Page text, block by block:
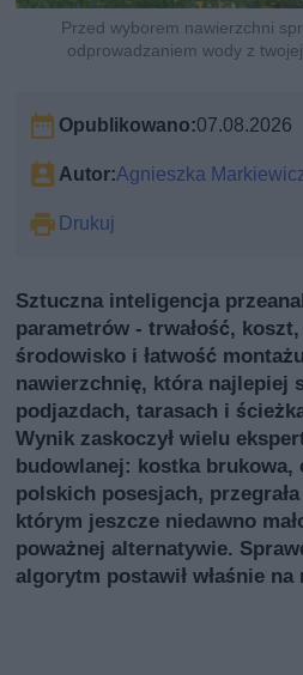
Przed wyborem nawierzchni
odprowadzaniem wody z
Opublikowano:07.08.2026
Autor:Agnieszka
Drukuj
Sztuczna inteligencja
parametrów - trwałość,
środowisko i łatwość
nawierzchnię, która najlepiej
podjazdach, tarasach i
Wynik zaskoczył wielu
budowlanej: kostka brukowa,
polskich posesjach,
którym jeszcze niedawno
poważnej alternatywie.
algorytm postawił właśnie na